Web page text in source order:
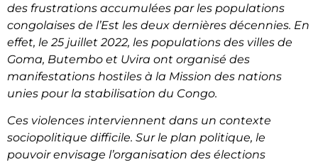
des frustrations accumulées par les populations
congolaises de l’Est les deux dernières décennies. En
effet, le 25 juillet 2022, les populations des villes de
Goma, Butembo et Uvira ont organisé des
manifestations hostiles à la Mission des nations
unies pour la stabilisation du Congo.
Ces violences interviennent dans un contexte
sociopolitique difficile. Sur le plan politique, le
pouvoir envisage l’organisation des élections